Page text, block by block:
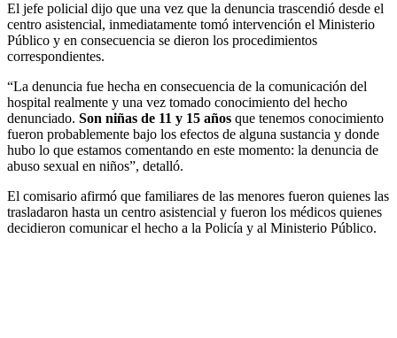
El jefe policial dijo que una vez que la denuncia trascendió desde el
centro asistencial, inmediatamente tomó intervención el Ministerio
Público y en consecuencia se dieron los procedimientos
correspondientes.
“La denuncia fue hecha en consecuencia de la comunicación del
hospital realmente y una vez tomado conocimiento del hecho
denunciado. Son niñas de 11 y 15 años que tenemos conocimiento
fueron probablemente bajo los efectos de alguna sustancia y donde
hubo lo que estamos comentando en este momento: la denuncia de
abuso sexual en niños”, detalló.
El comisario afirmó que familiares de las menores fueron quienes las
trasladaron hasta un centro asistencial y fueron los médicos quienes
decidieron comunicar el hecho a la Policía y al Ministerio Público.